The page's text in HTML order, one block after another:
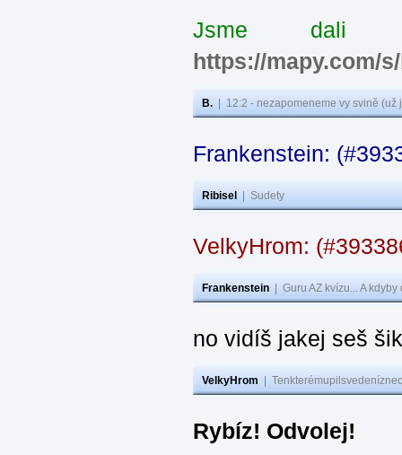
Jsme dali
https://mapy.com/
B. 12:2 - nezapomeneme vy svině
Frankenstein:
Ribisel Sudety
VelkyHrom:
Frankenstein Guru AZ kvízu... A
no vidíš jakej seš
VelkyHrom
Rybíz! Odvolej!